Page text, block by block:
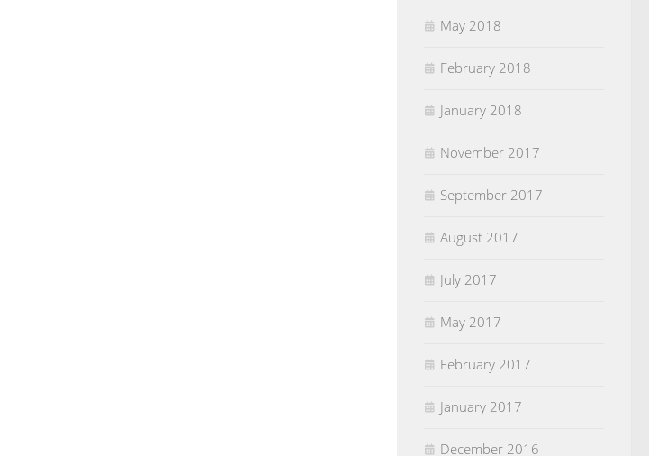
May 2018
February 2018
January 2018
November 2017
September 2017
August 2017
July 2017
May 2017
February 2017
January 2017
December 2016